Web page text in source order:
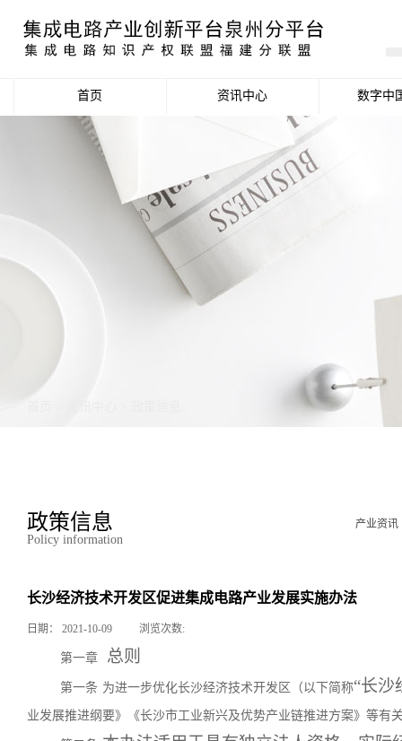
首页 资讯中心
政策信息
活动公告
数据统计分析
数字中
政策信息
Policy information
产业资讯
长沙经济技术开发区促进集成电路产业发展实施办法
日期： 2021-10-09 浏览次数:
第一章 总则
第一条 为进一步优化长沙经济技术开发区 （以下简称“长沙
业发展推进纲要》《长沙市工业新兴及优势产业链推进方案》等有